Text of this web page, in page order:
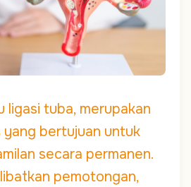
ligasi tuba, merupakan
bertujuan untuk
secara permanen.
pemotongan,